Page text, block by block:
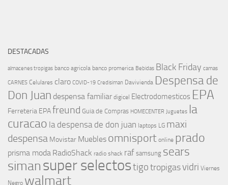
DESTACADAS
almacenes tropigas banco agricola banco promerica Bebidas Black Friday camas
CARNES Celulares claro COVID-19 Credisiman Davivienda Despensa de
Don Juan despensa familiar digicel Electrodomesticos EPA
Ferreteria EPAfreund Guia de Compras HOMECENTER Juguetes la
curacao la despensa de don juan laptops LG maxi
despensa Movistar Muebles omnisport online prado
prisma moda RadioShack radio shack raf samsung sears
simansuper selectostigotropigasvidri Viernes
Negro walmart